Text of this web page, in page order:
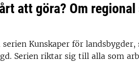
att göra? Om
Kunskaper för landsbygder,
Serien riktar sig till alla som